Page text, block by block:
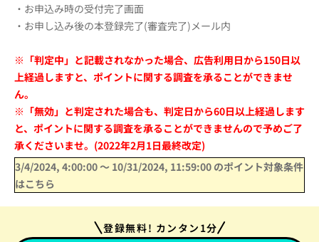
・お申込み時の受付完了画面
・お申し込み後の本登録完了(審査完了)メール内
※「判定中」と記載されなかった場合、広告利用日から150日以
上経過しますと、ポイントに関する調査を承ることができませ
ん。
※「無効」と判定された場合も、判定日から60日以上経過します
と、ポイントに関する調査を承ることができませんので予めご了
承くださいませ。(2022年2月1日最終改定)
3/4/2024, 4:00:00〜 10/31/2024, 11:59:00 のポイント対象条件
はこちら
登録無料! カンタン1分